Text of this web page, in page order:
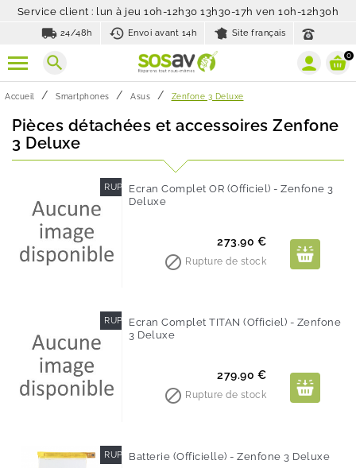
Service client : lun à jeu 10h-12h30 13h30-17h ven 10h-12h30h
local_shipping 24/48h history_toggle_off
Envoi avant 14h Site français
search 0
Accueil Smartphones Asus Zenfone 3 Deluxe
Pièces détachées et accessoires Zenfone
3 Deluxe
RUPTURE DE STOCK
Ecran Complet OR (Officiel) - Zenfone 3
Deluxe
Prix
273.90 €
 Rupture de stock
RUPTURE DE STOCK
Ecran Complet TITAN (Officiel) - Zenfone
3 Deluxe
Prix
279.90 €
 Rupture de stock
RUPTURE DE STOCK
Batterie (Officielle) - Zenfone 3 Deluxe